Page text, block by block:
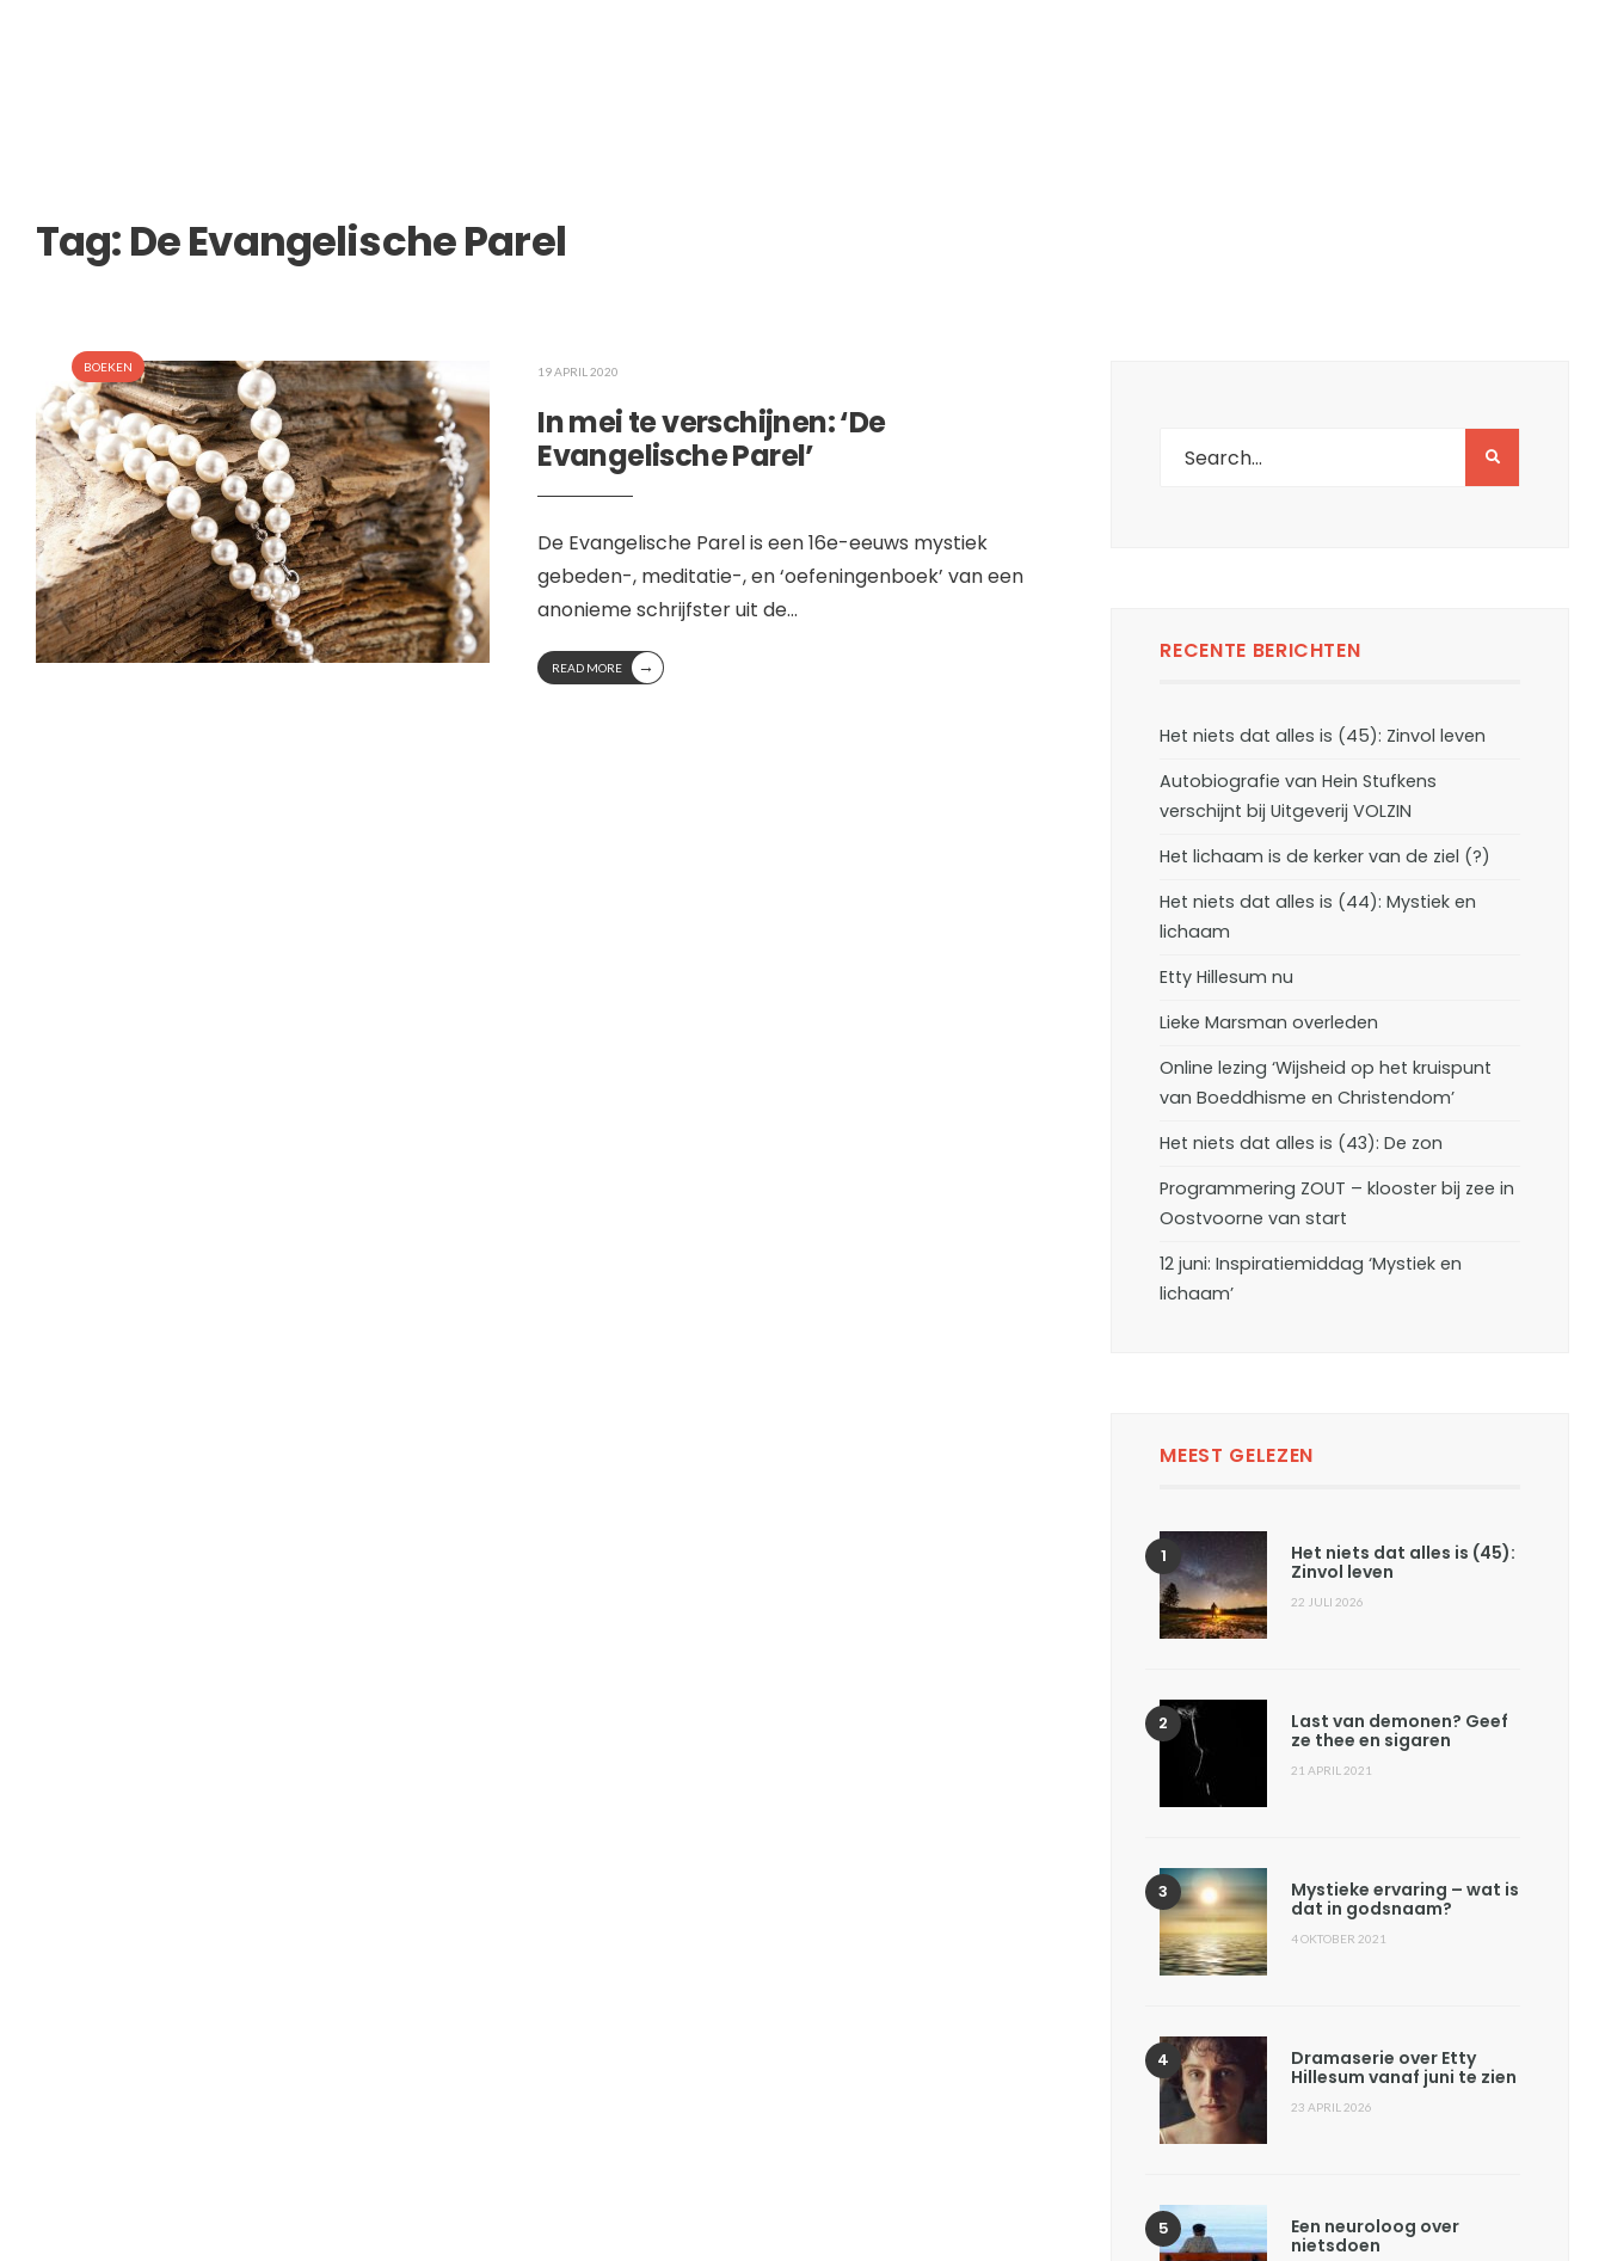
Tag:De Evangelische Parel
BOEKEN 19 APRIL 2020
In mei te verschijnen: ‘De
Evangelische Parel’
De Evangelische Parel is een 16e-eeuws mystiek
gebeden-, meditatie-, en ‘oefeningenboek’ van een
anonieme schrijfster uit de...
READ MORE →
RECENTE BERICHTEN
Het niets dat alles is (45): Zinvol leven
Autobiografie van Hein Stufkens
verschijnt bij Uitgeverij VOLZIN
Het lichaam is de kerker van de ziel (?)
Het niets dat alles is (44): Mystiek en
lichaam
Etty Hillesum nu
Lieke Marsman overleden
Online lezing ‘Wijsheid op het kruispunt
van Boeddhisme en Christendom’
Het niets dat alles is (43): De zon
Programmering ZOUT – klooster bij zee in
Oostvoorne van start
12 juni: Inspiratiemiddag ‘Mystiek en
lichaam’
MEEST GELEZEN
Het niets dat alles is (45):
Zinvol leven
22 JULI 2026
Last van demonen? Geef
ze thee en sigaren
21 APRIL 2021
Mystieke ervaring – wat is
dat in godsnaam?
4 OKTOBER 2021
Dramaserie over Etty
Hillesum vanaf juni te zien
23 APRIL 2026
Een neuroloog over
nietsdoen